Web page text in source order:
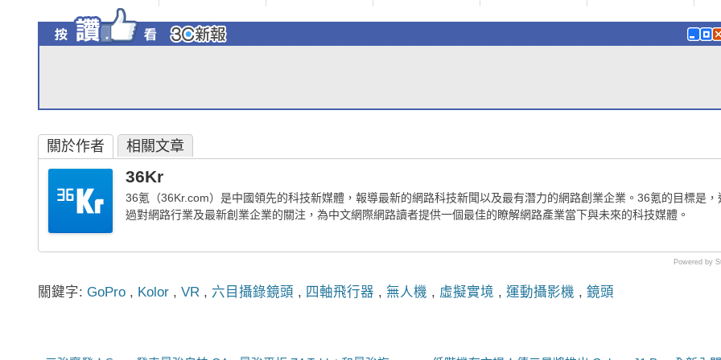
關於作者 相關文章
36Kr
36氪（36Kr.com）是中國領先的科技新媒體，報導最新的網路科技新聞以及最有潛力的網路創業企業。36氪的目標是，
過對網路行業及最新創業企業的關注，為中文網際網路讀者提供一個最佳的瞭解網路產業當下與未來的科技媒體。
Powered by
關鍵字: GoPro , Kolor , VR , 六目攝錄鏡頭 , 四軸飛行器 , 無人機 , 虛擬實境 , 運動攝影機 , 鏡頭